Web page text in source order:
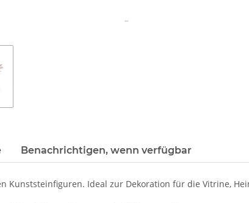
Benachrichtigen, wenn verfügbar
Kunststeinfiguren. Ideal zur Dekoration für die Vitrine,